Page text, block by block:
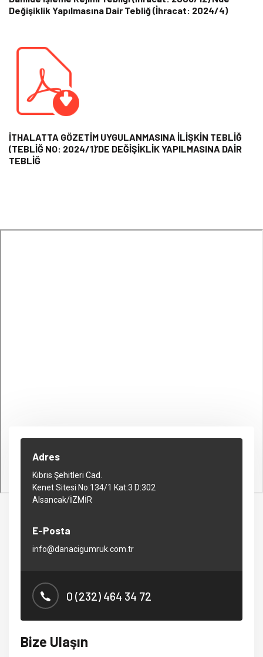
Değişiklik Yapılmasına Dair Tebliğ (İhracat: 2024/4)
İTHALATTA GÖZETİM UYGULANMASINA İLİŞKİN TEBLİĞ
(TEBLİĞ NO: 2024/1)’DE DEĞİŞİKLİK YAPILMASINA DAİR
TEBLİĞ
Adres
Kıbrıs Şehitleri Cad.
Kenet Sitesi No:134/1 Kat:3 D:302
Alsancak/İZMİR
E-Posta
info@danacigumruk.com.tr
0 (232) 464 34 72
Bize Ulaşın